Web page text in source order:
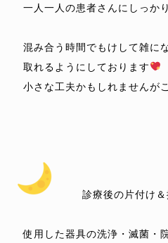
一人一人の患者さんにしっか
混み合う時間でもけして雑に
取れるようにしております
小さな工夫かもしれませんが
診療後の片付け＆
使用した器具の洗浄・滅菌・